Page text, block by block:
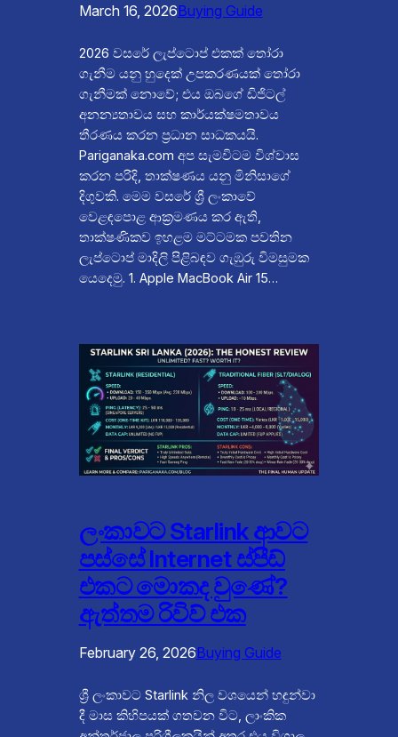
March 16, 2026Buying Guide
2026 වසරේ ලැප්ටොප් එකක් තෝරා
ගැනීම යනු හුදෙක් උපකරණයක් තෝරා
ගැනීමක් නොවේ; එය ඔබගේ ඩිජිටල්
අනන්‍යතාවය සහ කාර්යක්ෂමතාවය
තීරණය කරන ප්‍රධාන සාධකයයි.
Pariganaka.com අප සැමවිටම විශ්වාස
කරන පරිදි, තාක්ෂණය යනු මිනිසාගේ
දිගුවකි. මෙම වසරේ ශ්‍රී ලංකාවේ
වෙළඳපොළ ආක්‍රමණය කර ඇති,
තාක්ෂණිකව ඉහළම මට්ටමක පවතින
ලැප්ටොප් මාදිලි පිළිබඳව ගැඹුරු විමසුමක
යෙදෙමු. 1. Apple MacBook Air 15…
ලංකාවට Starlink ආවට
පස්සේ Internet ස්පීඩ්
එකට මොකද වුණේ?
ඇත්තම රිවිව් එක
February 26, 2026Buying Guide
ශ්‍රී ලංකාවට Starlink නිල වශයෙන් හඳුන්වා
දී මාස කිහිපයක් ගතවන විට, ලාංකික